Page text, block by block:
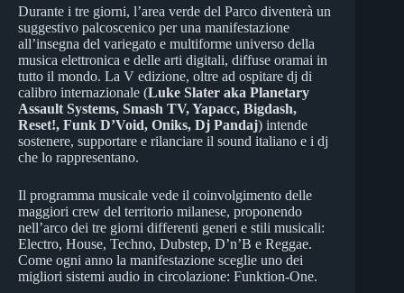
Durante i tre giorni, l’area verde del Parco diventerà un
suggestivo palcoscenico per una manifestazione
all’insegna del variegato e multiforme universo della
musica elettronica e delle arti digitali, diffuse oramai in
tutto il mondo. La V edizione, oltre ad ospitare dj di
calibro internazionale (Luke Slater aka Planetary
Assault Systems, Smash TV, Yapacc, Bigdash,
Reset!, Funk D’Void, Oniks, Dj Pandaj) intende
sostenere, supportare e rilanciare il sound italiano e i dj
che lo rappresentano.
Il programma musicale vede il coinvolgimento delle
maggiori crew del territorio milanese, proponendo
nell’arco dei tre giorni differenti generi e stili musicali:
Electro, House, Techno, Dubstep, D’n’B e Reggae.
Come ogni anno la manifestazione sceglie uno dei
migliori sistemi audio in circolazione: Funktion-One.